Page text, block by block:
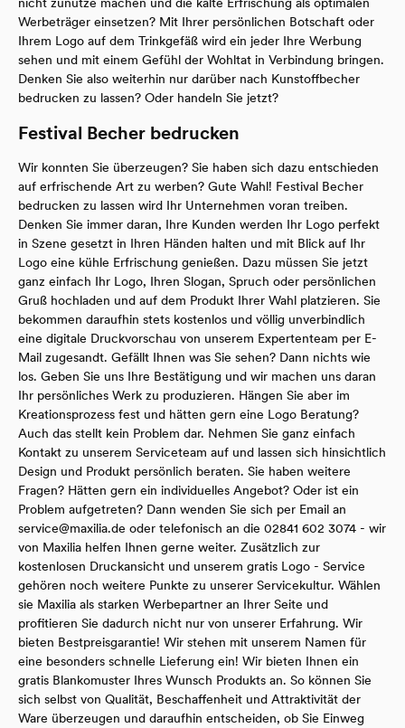
Werbeträger einsetzen? Mit Ihrer persönlichen Botschaft oder
Ihrem Logo auf dem Trinkgefäß wird ein jeder Ihre Werbung
sehen und mit einem Gefühl der Wohltat in Verbindung bringen.
Denken Sie also weiterhin nur darüber nach Kunstoffbecher
bedrucken zu lassen? Oder handeln Sie jetzt?
Festival Becher bedrucken
Wir konnten Sie überzeugen? Sie haben sich dazu entschieden
auf erfrischende Art zu werben? Gute Wahl! Festival Becher
bedrucken zu lassen wird Ihr Unternehmen voran treiben.
Denken Sie immer daran, Ihre Kunden werden Ihr Logo perfekt
in Szene gesetzt in Ihren Händen halten und mit Blick auf Ihr
Logo eine kühle Erfrischung genießen. Dazu müssen Sie jetzt
ganz einfach Ihr Logo, Ihren Slogan, Spruch oder persönlichen
Gruß hochladen und auf dem Produkt Ihrer Wahl platzieren. Sie
bekommen daraufhin stets kostenlos und völlig unverbindlich
eine digitale Druckvorschau von unserem Expertenteam per E-
Mail zugesandt. Gefällt Ihnen was Sie sehen? Dann nichts wie
los. Geben Sie uns Ihre Bestätigung und wir machen uns daran
Ihr persönliches Werk zu produzieren. Hängen Sie aber im
Kreationsprozess fest und hätten gern eine Logo Beratung?
Auch das stellt kein Problem dar. Nehmen Sie ganz einfach
Kontakt zu unserem Serviceteam auf und lassen sich hinsichtlich
Design und Produkt persönlich beraten. Sie haben weitere
Fragen? Hätten gern ein individuelles Angebot? Oder ist ein
Problem aufgetreten? Dann wenden Sie sich per Email an
service@maxilia.de oder telefonisch an die 02841 602 3074 - wir
von Maxilia helfen Ihnen gerne weiter. Zusätzlich zur
kostenlosen Druckansicht und unserem gratis Logo - Service
gehören noch weitere Punkte zu unserer Servicekultur. Wählen
sie Maxilia als starken Werbepartner an Ihrer Seite und
profitieren Sie dadurch nicht nur von unserer Erfahrung. Wir
bieten Bestpreisgarantie! Wir stehen mit unserem Namen für
eine besonders schnelle Lieferung ein! Wir bieten Ihnen ein
gratis Blankomuster Ihres Wunsch Produkts an. So können Sie
sich selbst von Qualität, Beschaffenheit und Attraktivität der
Ware überzeugen und daraufhin entscheiden, ob Sie Einweg